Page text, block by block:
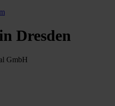
Dresden
GmbH